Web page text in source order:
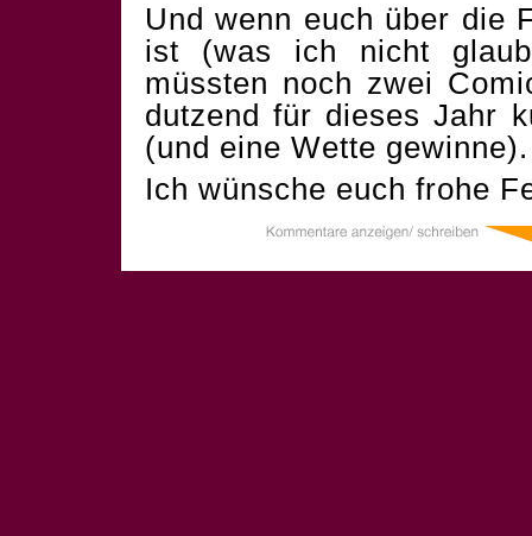
Und wenn euch über die
ist (was ich nicht
müssten noch zwei
dutzend für dieses Jahr
(und eine Wette
Ich wünsche euch frohe